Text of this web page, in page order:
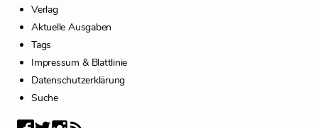
Verlag
Aktuelle Ausgaben
Tags
Impressum & Blattlinie
Datenschutzerklärung
Suche